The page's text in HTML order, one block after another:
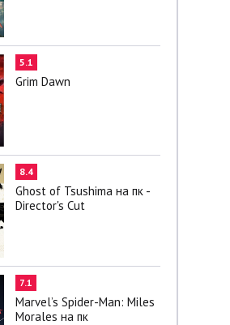
5.1
Grim Dawn
8.4
Ghost of Tsushima на пк -
Director's Cut
7.1
Marvel’s Spider-Man: Miles
Morales на пк